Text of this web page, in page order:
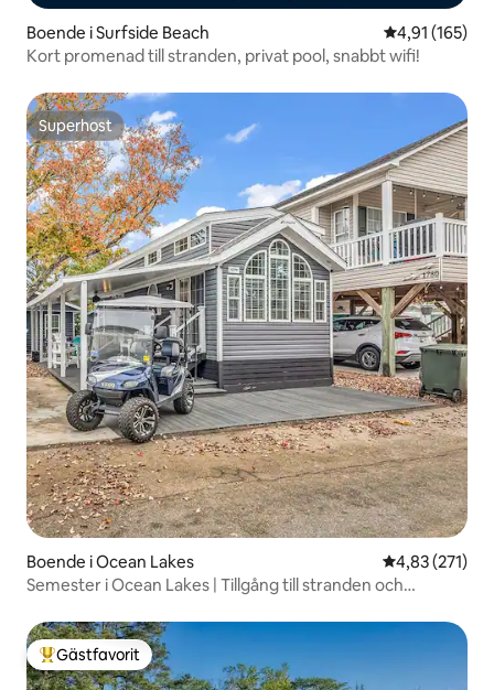
Boende i Surfside Beach 4,91 av 5 i
4,91 (165)
Kort promenad till stranden, privat pool, snabbt wifi!
Superhost
Superhost
Boende i Ocean Lakes 4,83 av 5 i
4,83 (271)
Semester i Ocean Lakes | Tillgång till stranden och
Populär gästfavorit
Gästfavorit